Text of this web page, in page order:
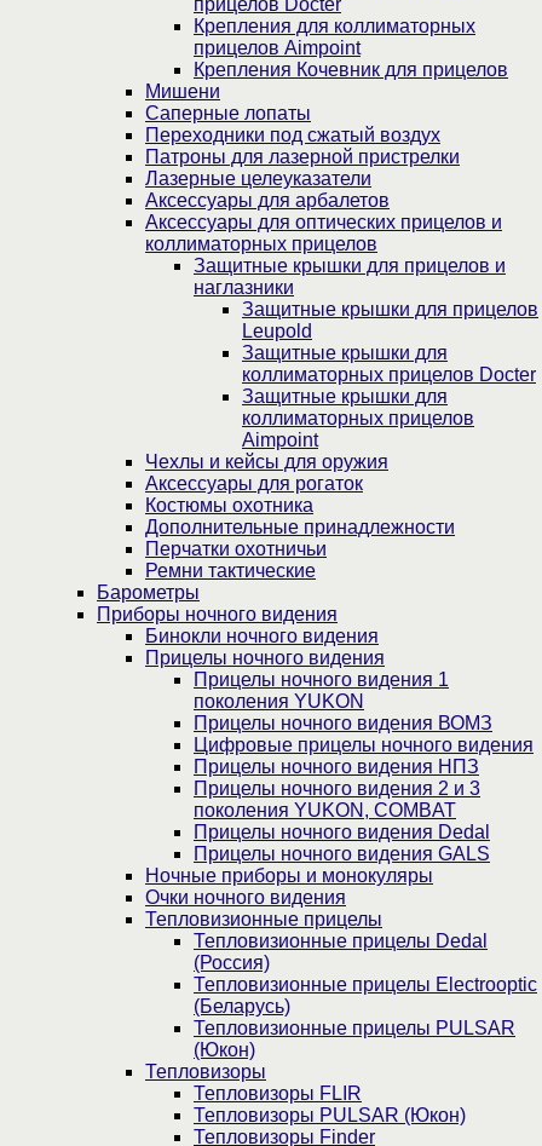
прицелов Docter
Крепления для коллиматорных
прицелов Aimpoint
Крепления Кочевник для прицелов
Мишени
Саперные лопаты
Переходники под сжатый воздух
Патроны для лазерной пристрелки
Лазерные целеуказатели
Аксессуары для арбалетов
Аксессуары для оптических прицелов и
коллиматорных прицелов
Защитные крышки для прицелов и
наглазники
Защитные крышки для прицелов
Leupold
Защитные крышки для
коллиматорных прицелов Docter
Защитные крышки для
коллиматорных прицелов
Aimpoint
Чехлы и кейсы для оружия
Аксессуары для рогаток
Костюмы охотника
Дополнительные принадлежности
Перчатки охотничьи
Ремни тактические
Барометры
Приборы ночного видения
Бинокли ночного видения
Прицелы ночного видения
Прицелы ночного видения 1
поколения YUKON
Прицелы ночного видения ВОМЗ
Цифровые прицелы ночного видения
Прицелы ночного видения НПЗ
Прицелы ночного видения 2 и 3
поколения YUKON, COMBAT
Прицелы ночного видения Dedal
Прицелы ночного видения GALS
Ночные приборы и монокуляры
Очки ночного видения
Тепловизионные прицелы
Тепловизионные прицелы Dedal
(Россия)
Тепловизионные прицелы Electrooptic
(Беларусь)
Тепловизионные прицелы PULSAR
(Юкон)
Тепловизоры
Тепловизоры FLIR
Тепловизоры PULSAR (Юкон)
Тепловизоры Finder